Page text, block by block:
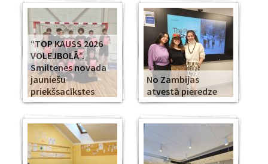
“TOP KAUSS 2026
VOLEJBOLĀ”.
Smiltenes novada
jauniešu
priekšsacīkstes
No Zambijas
atvestā pieredze